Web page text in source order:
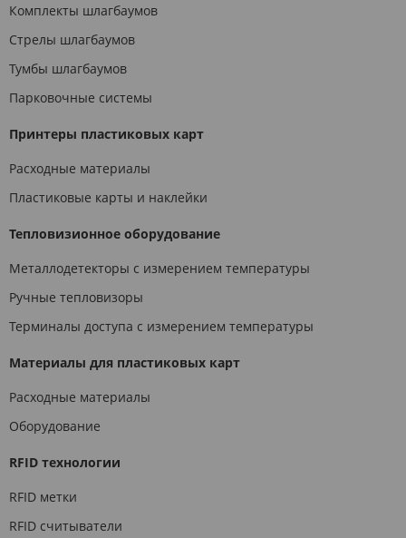
Комплекты шлагбаумов
Стрелы шлагбаумов
Тумбы шлагбаумов
Парковочные системы
Принтеры пластиковых карт
Расходные материалы
Пластиковые карты и наклейки
Тепловизионное оборудование
Металлодетекторы с измерением температуры
Ручные тепловизоры
Терминалы доступа с измерением температуры
Материалы для пластиковых карт
Расходные материалы
Оборудование
RFID технологии
RFID метки
RFID считыватели